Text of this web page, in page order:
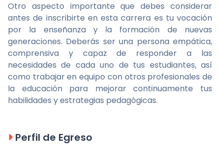
Otro aspecto importante que debes considerar
antes de inscribirte en esta carrera es tu vocación
por la enseñanza y la formación de nuevas
generaciones. Deberás ser una persona empática,
comprensiva y capaz de responder a las
necesidades de cada uno de tus estudiantes, así
como trabajar en equipo con otros profesionales de
la educación para mejorar continuamente tus
habilidades y estrategias pedagógicas.
Perfil de Egreso